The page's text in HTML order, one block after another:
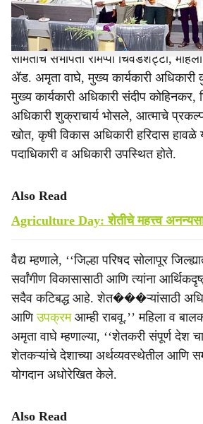
जिल्हा परिषदेच्या कृषी विभागाच्या वतीने
कार्यक्रमात अध्यक्ष वैद्य बोलत होते. या वेळी
समितीचे सभापती रामप्पा चिवडशेट्टी,
ॲड. अमृता वाघे, मुख्य कार्यकारी
मुख्य कार्यकारी अधिकारी संदीप कोहिनकर,
अधिकारी शुक्राचार्य भोसले, आत्माचे
खोत, कृषी विकास अधिकारी हरिदास हावळे
पदाधिकारी व अधिकारी उपस्थित होते.
Also Read
Agriculture Day: शेतीचे महत्त्व
वैद्य म्हणाले, ‘‘जिल्हा परिषद सोलापूर
सर्वांगीण विकासासाठी आणि त्यांना
सदैव कटिबद्ध आहे. शेत���ऱ्यांसाठी
आणिउपक्रम आम्ही राबवू.’’ महिला व
अमृता वाघे म्हणाल्या, ‘‘शेतकरी संपूर्ण देश
शेतकऱ्यांचे देशाच्या अर्थव्यवस्थेतील आणि
योगदान अधोरेखित केले.
Also Read